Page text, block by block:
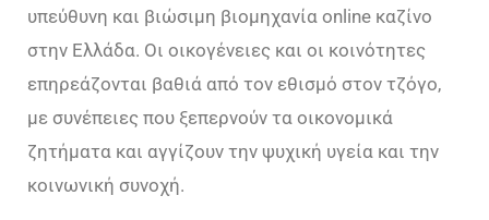
υπεύθυνη και βιώσιμη βιομηχανία online καζίνο
στην Ελλάδα. Οι οικογένειες και οι κοινότητες
επηρεάζονται βαθιά από τον εθισμό στον τζόγο,
με συνέπειες που ξεπερνούν τα οικονομικά
ζητήματα και αγγίζουν την ψυχική υγεία και την
κοινωνική συνοχή.